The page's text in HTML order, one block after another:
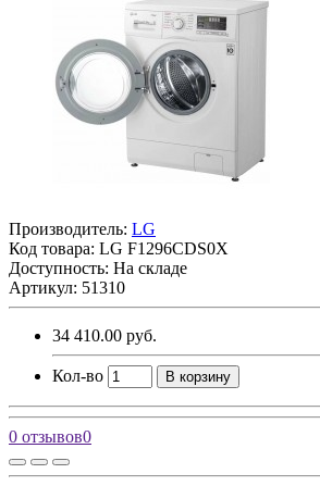
Производитель: LG
Код товара: LG F1296CDS0X
Доступность: На складе
Артикул: 51310
34 410.00 руб.
Кол-во В корзину
0 отзывов0